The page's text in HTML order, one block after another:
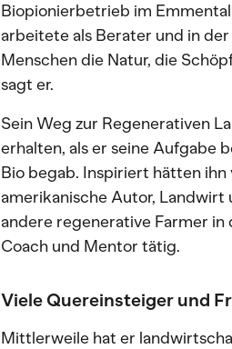
Biopionierbetrieb im
arbeitete als Berater und in
Menschen die Natur, die
sagt er.
Sein Weg zur Regenerativen
erhalten, als er seine Aufgabe
Bio begab. Inspiriert hätten ihn
amerikanische Autor, Landwirt
andere regenerative Farmer in
Coach und Mentor tätig.
Viele Quereinsteiger und
Mittlerweile hat er